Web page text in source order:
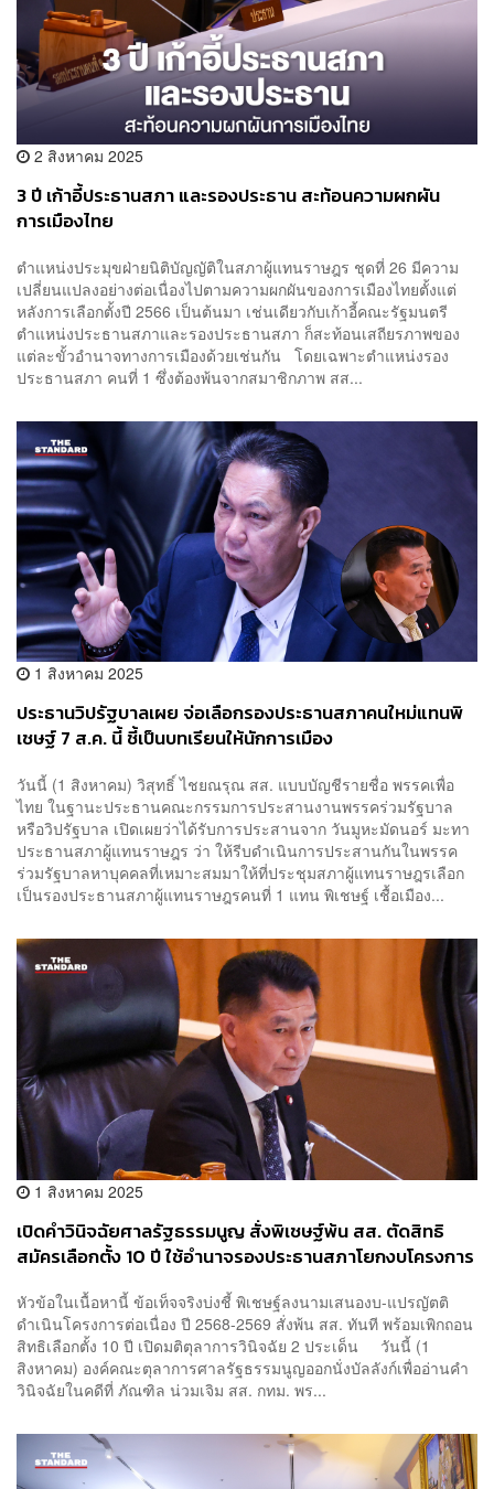
2 สิงหาคม 2025
3 ปี เก้าอี้ประธานสภา และรองประธาน สะท้อนความผกผัน
การเมืองไทย
ตำแหน่งประมุขฝ่ายนิติบัญญัติในสภาผู้แทนราษฎร ชุดที่ 26 มีความ
เปลี่ยนแปลงอย่างต่อเนื่องไปตามความผกผันของการเมืองไทยตั้งแต่
หลังการเลือกตั้งปี 2566 เป็นต้นมา เช่นเดียวกับเก้าอี้คณะรัฐมนตรี
ตำแหน่งประธานสภาและรองประธานสภา ก็สะท้อนเสถียรภาพของ
แต่ละขั้วอำนาจทางการเมืองด้วยเช่นกัน โดยเฉพาะตำแหน่งรอง
ประธานสภา คนที่ 1 ซึ่งต้องพ้นจากสมาชิกภาพ สส...
1 สิงหาคม 2025
ประธานวิปรัฐบาลเผย จ่อเลือกรองประธานสภาคนใหม่แทนพิ
เชษฐ์ 7 ส.ค. นี้ ชี้เป็นบทเรียนให้นักการเมือง
วันนี้ (1 สิงหาคม) วิสุทธิ์ ไชยณรุณ สส. แบบบัญชีรายชื่อ พรรคเพื่อ
ไทย ในฐานะประธานคณะกรรมการประสานงานพรรคร่วมรัฐบาล
หรือวิปรัฐบาล เปิดเผยว่าได้รับการประสานจาก วันมูหะมัดนอร์ มะทา
ประธานสภาผู้แทนราษฎร ว่า ให้รีบดำเนินการประสานกันในพรรค
ร่วมรัฐบาลหาบุคคลที่เหมาะสมมาให้ที่ประชุมสภาผู้แทนราษฎรเลือก
เป็นรองประธานสภาผู้แทนราษฎรคนที่ 1 แทน พิเชษฐ์ เชื้อเมือง...
1 สิงหาคม 2025
เปิดคำวินิจฉัยศาลรัฐธรรมนูญ สั่งพิเชษฐ์พ้น สส. ตัดสิทธิ
สมัครเลือกตั้ง 10 ปี ใช้อำนาจรองประธานสภาโยกงบโครงการ
หัวข้อในเนื้อหานี้ ข้อเท็จจริงบ่งชี้ พิเชษฐ์ลงนามเสนองบ-แปรญัตติ
ดำเนินโครงการต่อเนื่อง ปี 2568-2569 สั่งพ้น สส. ทันที พร้อมเพิกถอน
สิทธิเลือกตั้ง 10 ปี เปิดมติตุลาการวินิจฉัย 2 ประเด็น วันนี้ (1
สิงหาคม) องค์คณะตุลาการศาลรัฐธรรมนูญออกนั่งบัลลังก์เพื่ออ่านคำ
วินิจฉัยในคดีที่ ภัณฑิล น่วมเจิม สส. กทม. พร...